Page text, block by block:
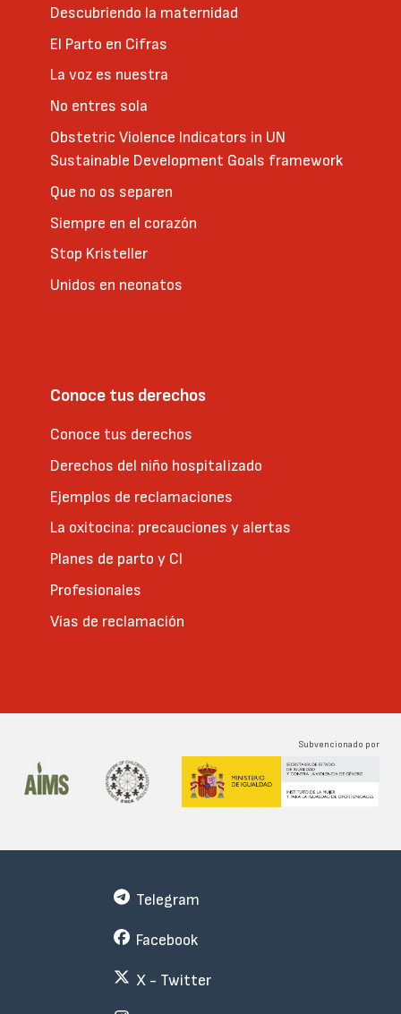
Descubriendo la maternidad
El Parto en Cifras
La voz es nuestra
No entres sola
Obstetric Violence Indicators in UN
Sustainable Development Goals framework
Que no os separen
Siempre en el corazón
Stop Kristeller
Unidos en neonatos
Conoce tus derechos
Conoce tus derechos
Derechos del niño hospitalizado
Ejemplos de reclamaciones
La oxitocina: precauciones y alertas
Planes de parto y CI
Profesionales
Vías de reclamación
Subvencionado por
Telegram
Facebook
X - Twitter